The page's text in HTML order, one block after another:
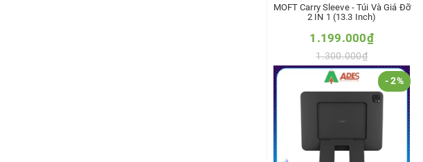
MOFT Carry Sleeve - Túi Và Giá Đỡ
2 IN 1 (13.3 Inch)
1.199.000₫
1.300.000₫
Thêm vào so sánh
- 2%